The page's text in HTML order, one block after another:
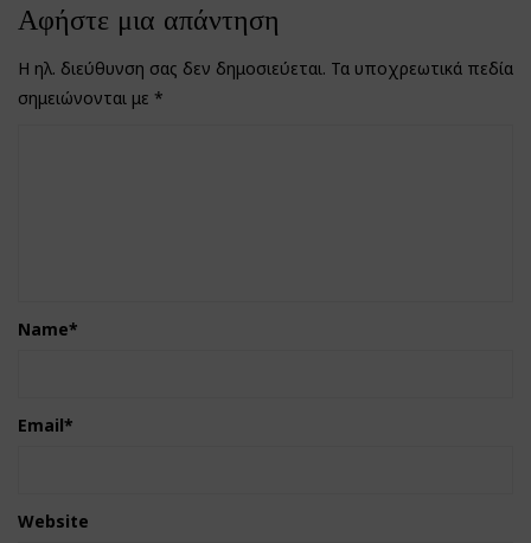
Αφήστε μια απάντηση
Η ηλ. διεύθυνση σας δεν δημοσιεύεται. Τα υποχρεωτικά πεδία
σημειώνονται με *
Name*
Email*
Website